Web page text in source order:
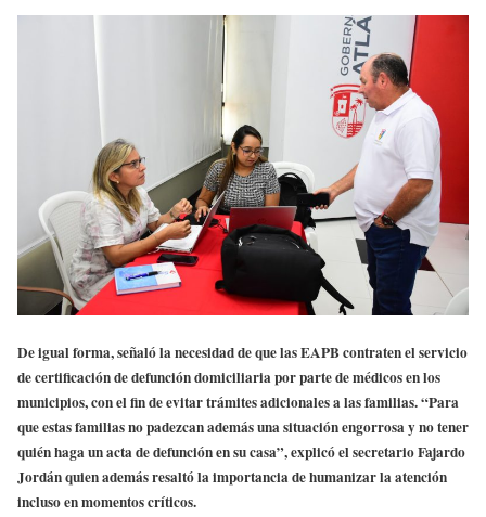
De igual forma, señaló la necesidad de que las EAPB contraten el servicio
de certificación de defunción domiciliaria por parte de médicos en los
municipios, con el fin de evitar trámites adicionales a las familias. “Para
que estas familias no padezcan además una situación engorrosa y no tener
quién haga un acta de defunción en su casa”, explicó el secretario Fajardo
Jordán quien además resaltó la importancia de humanizar la atención
incluso en momentos críticos.